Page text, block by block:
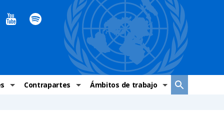
Contrapartes Ámbitos de trabajo